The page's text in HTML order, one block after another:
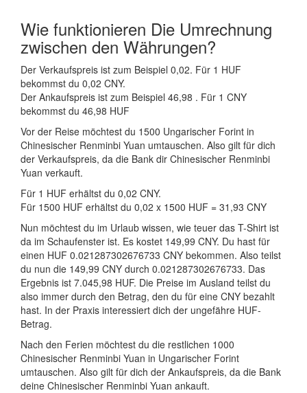
Wie funktionieren Die Umrechnung
zwischen den Währungen?
Der Verkaufspreis ist zum Beispiel 0,02. Für 1 HUF
bekommst du 0,02 CNY.
Der Ankaufspreis ist zum Beispiel 46,98 . Für 1 CNY
bekommst du 46,98 HUF
Vor der Reise möchtest du 1500 Ungarischer Forint in
Chinesischer Renminbi Yuan umtauschen. Also gilt für dich
der Verkaufspreis, da die Bank dir Chinesischer Renminbi
Yuan verkauft.
Für 1 HUF erhältst du 0,02 CNY.
Für 1500 HUF erhältst du 0,02 x 1500 HUF = 31,93 CNY
Nun möchtest du im Urlaub wissen, wie teuer das T-Shirt ist
da im Schaufenster ist. Es kostet 149,99 CNY. Du hast für
einen HUF 0.021287302676733 CNY bekommen. Also teilst
du nun die 149,99 CNY durch 0.021287302676733. Das
Ergebnis ist 7.045,98 HUF. Die Preise im Ausland teilst du
also immer durch den Betrag, den du für eine CNY bezahlt
hast. In der Praxis interessiert dich der ungefähre HUF-
Betrag.
Nach den Ferien möchtest du die restlichen 1000
Chinesischer Renminbi Yuan in Ungarischer Forint
umtauschen. Also gilt für dich der Ankaufspreis, da die Bank
deine Chinesischer Renminbi Yuan ankauft.